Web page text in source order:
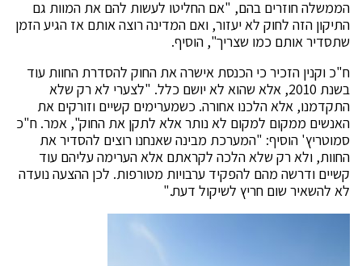
הממשלה חוזרים בהם, "אם החליטו לעשות להם את המוות גם
התיקון הזה לחוק לא יעזור, ואם המדינה רוצה אותם אז הגיע הזמן
שתסדיר אותם כמו שצריך", הוסיף.
ח"כ וקנין הזכיר כי הכנסת אישרה את החוק להסדרת החוות עוד
בשנת 2010, אלא שהוא לא יושם כלל. "לצערי לא רק שלא
התקדמנו, אלא הלכנו אחורה. כשמערימים קשיים וזורקים את
האנשים ממקום למקום לא נותר אלא לתקן את החוק", אמר. ח"כ
סמוטריץ' הוסיף: "המערכת מבינה שאנחנו רוצים להסדיר את
החוות, ולא רק שלא הלכה לקראתם אלא הערימה עליהם עוד
קשיים ודרשה מהם להפקיד ערבויות מטורפות. לכן ההצעה נועדה
לא להשאיר שום חריץ לשיקול דעת."